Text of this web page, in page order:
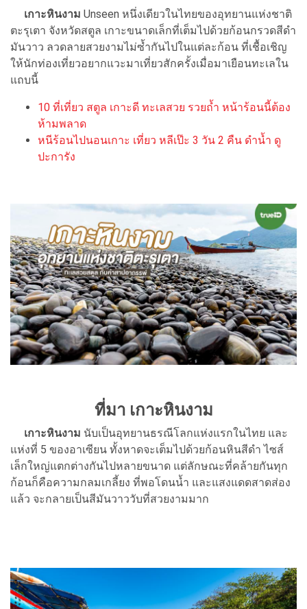
เกาะหินงาม Unseen หนึ่งเดียวในไทยของอุทยานแห่งชาติ
ตะรุเตา จังหวัดสตูล เกาะขนาดเล็กที่เต็มไปด้วยก้อนกรวดสีดำ
มันวาว ลวดลายสวยงามไม่ซ้ำกันไปในแต่ละก้อน ที่เชื้อเชิญ
ให้นักท่องเที่ยวอยากแวะมาเที่ยวสักครั้งเมื่อมาเยือนทะเลใน
แถบนี้
10 ที่เที่ยว สตูล เกาะดี ทะเลสวย รวยถ้ำ หน้าร้อนนี้ต้อง
ห้ามพลาด
หนีร้อนไปนอนเกาะ เที่ยว หลีเป๊ะ 3 วัน 2 คืน ดำน้ำ ดู
ปะการัง
ที่มา เกาะหินงาม
เกาะหินงาม นับเป็นอุทยานธรณีโลกแห่งแรกในไทย และ
แห่งที่ 5 ของอาเซียน ทั้งหาดจะเต็มไปด้วยก้อนหินสีดำ ไซส์
เล็กใหญ่แตกต่างกันไปหลายขนาด แต่ลักษณะที่คล้ายกันทุก
ก้อนก็คือความกลมเกลี้ยง ที่พอโดนน้ำ และแสงแดดสาดส่อง
แล้ว จะกลายเป็นสีมันวาววับที่สวยงามมาก